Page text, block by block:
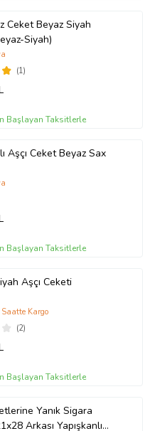
Ceket Beyaz Siyah
Siyah)
(1)
Başlayan Taksitlerle
İsim Baskılı Aşçı Ceket Beyaz Sax
Başlayan Taksitlerle
Aşçı Ceketi
(2)
Kargo
Başlayan Taksitlerle
Yanık Sigara
Arkası Yapışkanlı